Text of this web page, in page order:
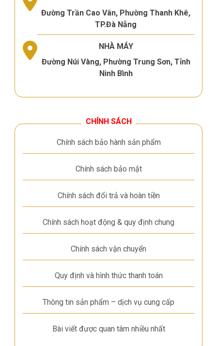
Đường Trần Cao Vân, Phường Thanh Khê,
TP.Đà Nẵng
NHÀ MÁY
Đường Núi Vàng, Phường Trung Sơn, Tỉnh
Ninh Bình
CHÍNH SÁCH
Chính sách bảo hành sản phẩm
Chính sách bảo mật
Chính sách đổi trả và hoàn tiền
Chính sách hoạt động & quy định chung
Chính sách vận chuyển
Quy định và hình thức thanh toán
Thông tin sản phẩm – dịch vụ cung cấp
Bài viết được quan tâm nhiều nhất